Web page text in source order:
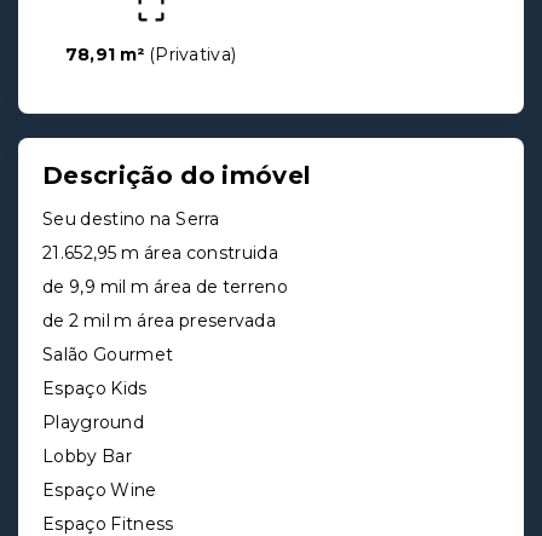
78,91 m² (Privativa)
Descrição do imóvel
Seu destino na Serra
21.652,95 m área construida
de 9,9 mil m área de terreno
de 2 mil m área preservada
Salão Gourmet
Espaço Kids
Playground
Lobby Bar
Espaço Wine
Espaço Fitness